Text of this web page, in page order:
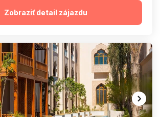
Zobraziť detail zájazdu